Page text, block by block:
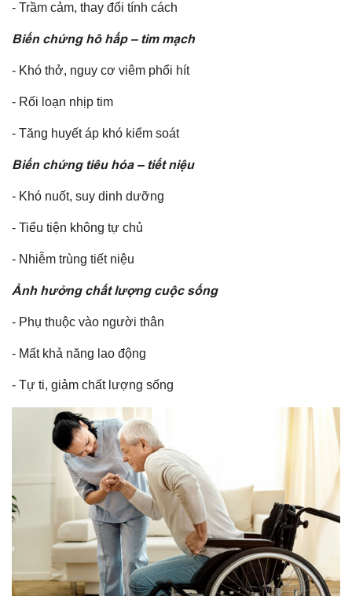
- Trầm cảm, thay đổi tính cách
Biến chứng hô hấp – tim mạch
- Khó thở, nguy cơ viêm phổi hít
- Rối loạn nhịp tim
- Tăng huyết áp khó kiểm soát
Biến chứng tiêu hóa – tiết niệu
- Khó nuốt, suy dinh dưỡng
- Tiểu tiện không tự chủ
- Nhiễm trùng tiết niệu
Ảnh hưởng chất lượng cuộc sống
- Phụ thuộc vào người thân
- Mất khả năng lao động
- Tự ti, giảm chất lượng sống